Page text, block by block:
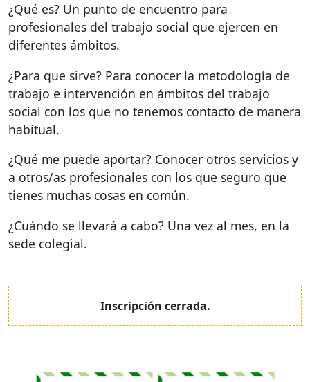
¿Qué es? Un punto de encuentro para
profesionales del trabajo social que ejercen en
diferentes ámbitos.
¿Para que sirve? Para conocer la metodología de
trabajo e intervención en ámbitos del trabajo
social con los que no tenemos contacto de manera
habitual.
¿Qué me puede aportar? Conocer otros servicios y
a otros/as profesionales con los que seguro que
tienes muchas cosas en común.
¿Cuándo se llevará a cabo? Una vez al mes, en la
sede colegial.
Inscripción cerrada.